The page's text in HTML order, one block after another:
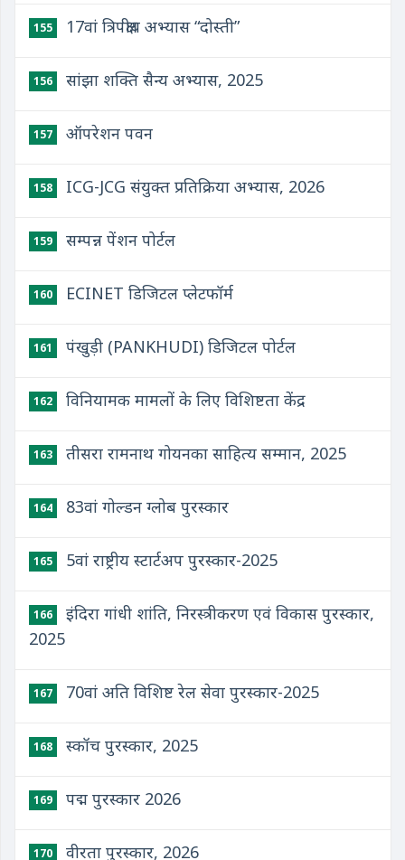
155 17वां त्रिपक्षीय अभ्यास “दोस्‍ती”
156 सांझा शक्ति सैन्य अभ्यास, 2025
157 ऑपरेशन पवन
158 ICG-JCG संयुक्‍त प्रतिक्रिया अभ्‍यास, 2026
159 सम्पन्न पेंशन पोर्टल
160 ECINET डिजिटल प्लेटफॉर्म
161 पंखुड़ी (PANKHUDI) डिजिटल पोर्टल
162 विनियामक मामलों के लिए विशिष्टता केंद्र
163 तीसरा रामनाथ गोयनका साहित्य सम्मान, 2025
164 83वां गोल्डन ग्लोब पुरस्कार
165 5वां राष्ट्रीय स्टार्टअप पुरस्कार-2025
166
इंदिरा गांधी शांति, निरस्त्रीकरण एवं विकास पुरस्कार,
2025
167 70वां अति विशिष्ट रेल सेवा पुरस्कार-2025
168 स्कॉच पुरस्कार, 2025
169 पद्म पुरस्कार 2026
170 वीरता पुरस्कार, 2026